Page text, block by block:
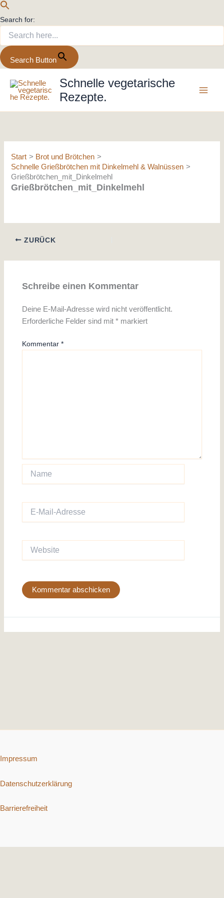
Search for:
Search Button
Inhalt
springen
Schnelle vegetarische
Rezepte.
Start
Brot und Brötchen
Schnelle Grießbrötchen mit Dinkelmehl & Walnüssen
Grießbrötchen_mit_Dinkelmehl
Grießbrötchen_mit_Dinkelmehl
ZURÜCK
Schreibe einen Kommentar
Deine E-Mail-Adresse wird nicht veröffentlicht.
Erforderliche Felder sind mit* markiert
Kommentar*
Name
Mail-
Impressum
Datenschutzerklärung
Barrierefreiheit